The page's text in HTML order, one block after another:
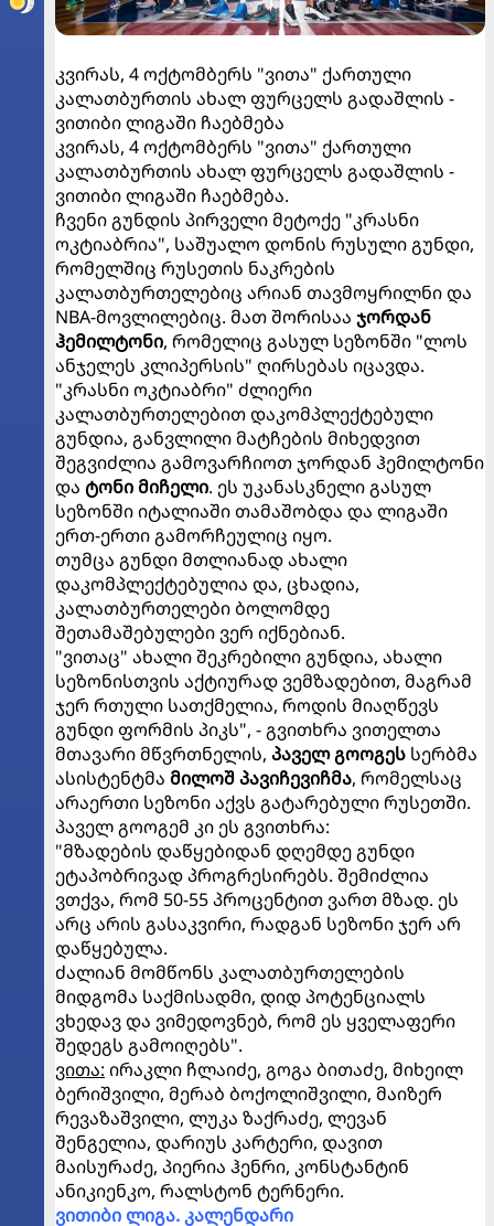
კვირას, 4 ოქტომბერს "ვითა" ქართული
კალათბურთის ახალ ფურცელს გადაშლის -
ვითიბი ლიგაში ჩაებმება
კვირას, 4 ოქტომბერს "ვითა" ქართული
კალათბურთის ახალ ფურცელს გადაშლის -
ვითიბი ლიგაში ჩაებმება.
ჩვენი გუნდის პირველი მეტოქე "კრასნი
ოკტიაბრია", საშუალო დონის რუსული გუნდი,
რომელშიც რუსეთის ნაკრების
კალათბურთელებიც არიან თავმოყრილნი და
NBA-მოვლილებიც. მათ შორისაა ჯორდან
ჰემილტონი, რომელიც გასულ სეზონში "ლოს
ანჯელეს კლიპერსის" ღირსებას იცავდა.
"კრასნი ოკტიაბრი" ძლიერი
კალათბურთელებით დაკომპლექტებული
გუნდია, განვლილი მატჩების მიხედვით
შეგვიძლია გამოვარჩიოთ ჯორდან ჰემილტონი
და ტონი მიჩელი. ეს უკანასკნელი გასულ
სეზონში იტალიაში თამაშობდა და ლიგაში
ერთ-ერთი გამორჩეულიც იყო.
თუმცა გუნდი მთლიანად ახალი
დაკომპლექტებულია და, ცხადია,
კალათბურთელები ბოლომდე
შეთამაშებულები ვერ იქნებიან.
"ვითაც" ახალი შეკრებილი გუნდია, ახალი
სეზონისთვის აქტიურად ვემზადებით, მაგრამ
ჯერ რთული სათქმელია, როდის მიაღწევს
გუნდი ფორმის პიკს", - გვითხრა ვითელთა
მთავარი მწვრთნელის, პაველ გოოგეს სერბმა
ასისტენტმა მილოშ პავიჩევიჩმა, რომელსაც
არაერთი სეზონი აქვს გატარებული რუსეთში.
პაველ გოოგემ კი ეს გვითხრა:
"მზადების დაწყებიდან დღემდე გუნდი
ეტაპობრივად პროგრესირებს. შემიძლია
ვთქვა, რომ 50-55 პროცენტით ვართ მზად. ეს
არც არის გასაკვირი, რადგან სეზონი ჯერ არ
დაწყებულა.
ძალიან მომწონს კალათბურთელების
მიდგომა საქმისადმი, დიდ პოტენციალს
ვხედავ და ვიმედოვნებ, რომ ეს ყველაფერი
შედეგს გამოიღებს".
ვითა: ირაკლი ჩლაიძე, გოგა ბითაძე, მიხეილ
ბერიშვილი, მერაბ ბოქოლიშვილი, მაიზერ
რევაზაშვილი, ლუკა ზაქრაძე, ლევან
შენგელია, დარიუს კარტერი, დავით
მაისურაძე, პიერია ჰენრი, კონსტანტინ
ანიკიენკო, რალსტონ ტერნერი.
ვითიბი ლიგა. კალენდარი